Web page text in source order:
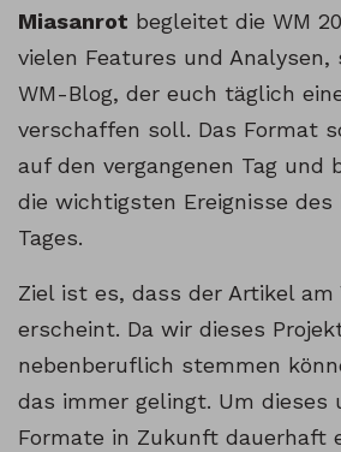
Miasanrot begleitet die WM
vielen Features und Analysen,
WM-Blog, der euch täglich
verschaffen soll. Das Format
auf den vergangenen Tag und
die wichtigsten Ereignisse des
Tages.
Ziel ist es, dass der Artikel am
erscheint. Da wir dieses
nebenberuflich stemmen
das immer gelingt. Um dieses
Formate in Zukunft dauerhaft